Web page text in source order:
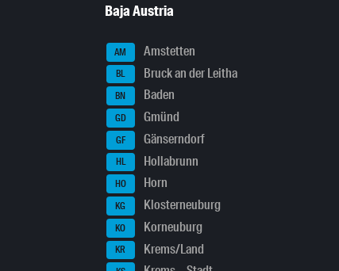
Baja Austria
AM Amstetten
BL Bruck an der Leitha
BN Baden
GD Gmünd
GF Gänserndorf
HL Hollabrunn
HO Horn
KG Klosterneuburg
KO Korneuburg
KR Krems/Land